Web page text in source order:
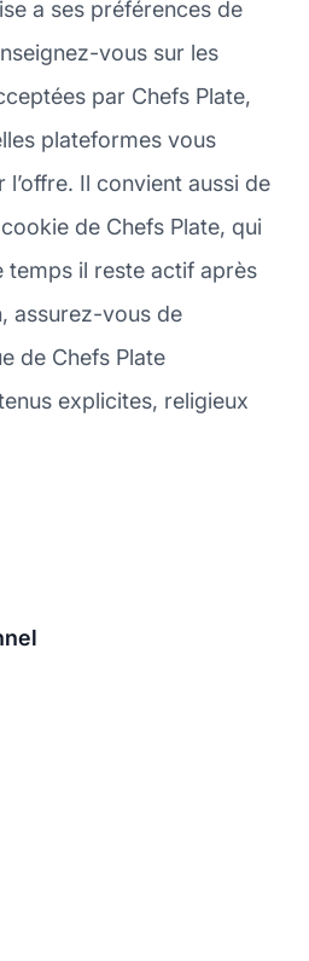
a ses préférences de
vous sur les
par Chefs Plate,
plateformes vous
Il convient aussi de
de Chefs Plate, qui
temps il reste actif après
assurez-vous de
de Chefs Plate
explicites, religieux